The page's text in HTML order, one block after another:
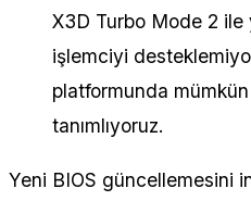
X3D Turbo Mode 2 ile
işlemciyi
platformunda
tanımlıyoruz.
Yeni BIOS güncellemesini